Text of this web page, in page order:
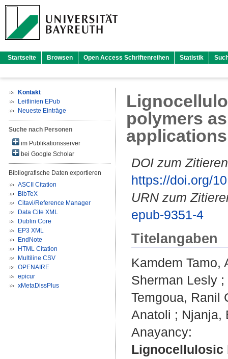
Startseite Browsen Open Access Schriftenreihen Statistik
Kontakt
Leitlinien EPub
Neueste Einträge
Suche nach Personen
im Publikationsserver
bei Google Scholar
Bibliografische Daten exportieren
ASCII Citation
BibTeX
Citavi/Reference Manager
Data Cite XML
Dublin Core
EP3 XML
EndNote
HTML Citation
Multiline CSV
OPENAIRE
epicur
xMetaDissPlus
polymers
applications
DOI zum
https://doi.org/
URN zum
epub-9351-4
Titelangaben
Kamdem Tamo,
Sherman Lesly ;
Temgoua, Ranil
Anatoli ; Njanja,
Anayancy:
Lignocellulosic